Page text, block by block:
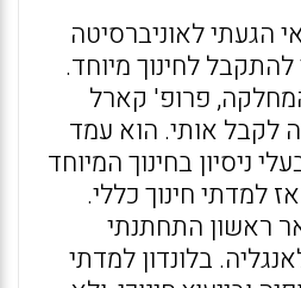
הגעתי לאוניברסיטה
לחינוך מיוחד.
פרופ' קארל
לקבל אותי. הוא עמד
ניסיון בחינוך המיוחד
למדתי חינוך כללי.
ראשון התחתנתי
בלונדון למדתי